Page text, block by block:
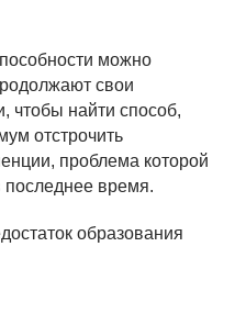
можно
свои
чтобы найти способ,
отстрочить
проблема которой
последнее время.
образования